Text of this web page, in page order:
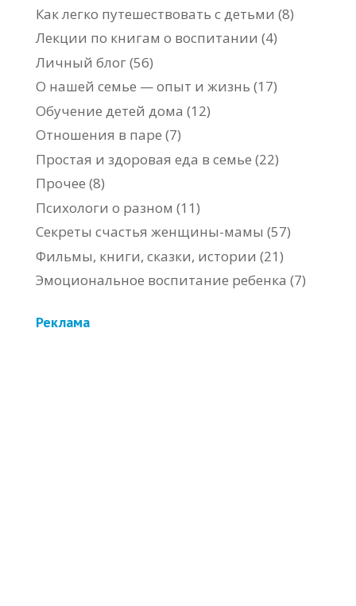
Как легко путешествовать с детьми (8)
Лекции по книгам о воспитании (4)
Личный блог(56)
О нашей семье — опыт и жизнь (17)
Обучение детей дома (12)
Отношения в паре (7)
Простая и здоровая еда в семье (22)
Прочее (8)
Психологи о разном (11)
Секреты счастья женщины-мамы (57)
Фильмы, книги, сказки, истории (21)
Эмоциональное воспитание ребенка (7)
Реклама